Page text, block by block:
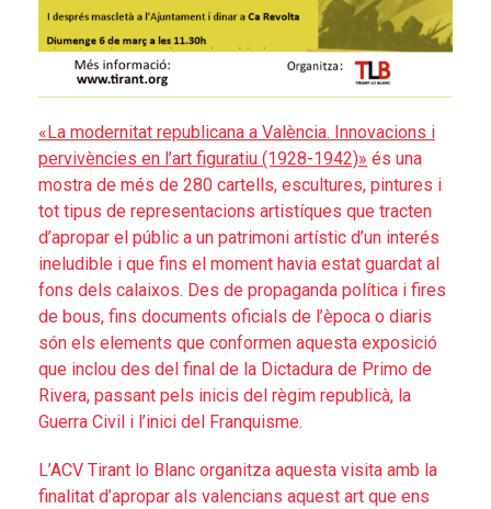
«La modernitat republicana a València. Innovacions i
pervivències en l’art figuratiu (1928-1942)» és una
mostra de més de 280 cartells, escultures, pintures i
tot tipus de representacions artistíques que tracten
d’apropar el públic a un patrimoni artístic d’un interés
ineludible i que fins el moment havia estat guardat al
fons dels calaixos. Des de propaganda política i fires
de bous, fins documents oficials de l’època o diaris
són els elements que conformen aquesta exposició
que inclou des del final de la Dictadura de Primo de
Rivera, passant pels inicis del règim republicà, la
Guerra Civil i l’inici del Franquisme.
L’ACV Tirant lo Blanc organitza aquesta visita amb la
finalitat d’apropar als valencians aquest art que ens